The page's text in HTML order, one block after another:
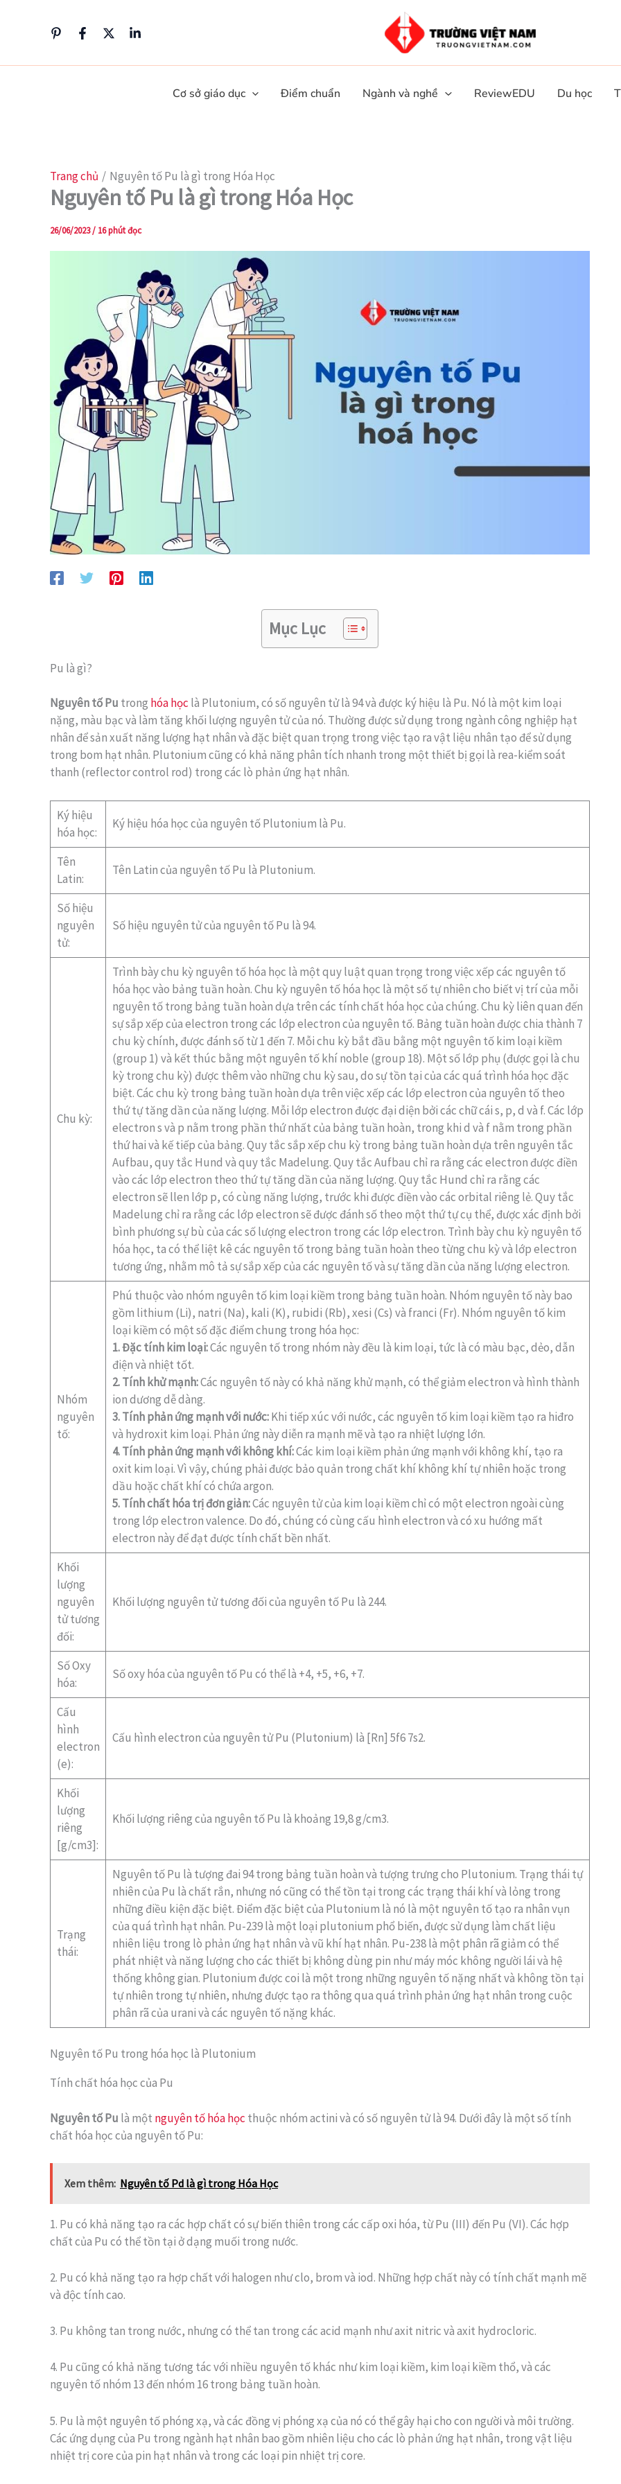
Cơ sở giáo dục Điểm chuẩn Ngành và nghề ReviewEDU Du học
Trang chủ Nguyên tố Pu là gì trong Hóa Học
Nguyên tố Pu là gì trong Hóa Học
26/06/2023/ 16 phút đọc
Mục Lục
Pu là gì?
Nguyên tố Pu trong hóa học là Plutonium, có số nguyên tử là 94 và được ký hiệu là Pu. Nó là một kim loại
nặng, màu bạc và làm tăng khối lượng nguyên tử của nó. Thường được sử dụng trong ngành công nghiệp hạt
nhân để sản xuất năng lượng hạt nhân và đặc biệt quan trọng trong việc tạo ra vật liệu nhân tạo để sử dụng
trong bom hạt nhân. Plutonium cũng có khả năng phân tích nhanh trong một thiết bị gọi là rea-kiểm soát
thanh (reflector control rod) trong các lò phản ứng hạt nhân.
Ký hiệu
hóa học:
Ký hiệu hóa học của nguyên tố Plutonium là Pu.
Tên
Latin:
Tên Latin của nguyên tố Pu là Plutonium.
Số hiệu
nguyên
tử:
Số hiệu nguyên tử của nguyên tố Pu là 94.
Chu kỳ:
Trình bày chu kỳ nguyên tố hóa học là một quy luật quan trọng trong việc xếp các nguyên tố
hóa học vào bảng tuần hoàn. Chu kỳ nguyên tố hóa học là một số tự nhiên cho biết vị trí của mỗi
nguyên tố trong bảng tuần hoàn dựa trên các tính chất hóa học của chúng. Chu kỳ liên quan đến
sự sắp xếp của electron trong các lớp electron của nguyên tố. Bảng tuần hoàn được chia thành 7
chu kỳ chính, được đánh số từ 1 đến 7. Mỗi chu kỳ bắt đầu bằng một nguyên tố kim loại kiềm
(group 1) và kết thúc bằng một nguyên tố khí noble (group 18). Một số lớp phụ (được gọi là chu
kỳ trong chu kỳ) được thêm vào những chu kỳ sau, do sự tồn tại của các quá trình hóa học đặc
biệt. Các chu kỳ trong bảng tuần hoàn dựa trên việc xếp các lớp electron của nguyên tố theo
thứ tự tăng dần của năng lượng. Mỗi lớp electron được đại diện bởi các chữ cái s, p, d và f. Các lớp
electron s và p nằm trong phần thứ nhất của bảng tuần hoàn, trong khi d và f nằm trong phần
thứ hai và kế tiếp của bảng. Quy tắc sắp xếp chu kỳ trong bảng tuần hoàn dựa trên nguyên tắc
Aufbau, quy tắc Hund và quy tắc Madelung. Quy tắc Aufbau chỉ ra rằng các electron được điền
vào các lớp electron theo thứ tự tăng dần của năng lượng. Quy tắc Hund chỉ ra rằng các
electron sẽ llen lớp p, có cùng năng lượng, trước khi được điền vào các orbital riêng lẻ. Quy tắc
Madelung chỉ ra rằng các lớp electron sẽ được đánh số theo một thứ tự cụ thể, được xác định bởi
bình phương sự bù của các số lượng electron trong các lớp electron. Trình bày chu kỳ nguyên tố
hóa học, ta có thể liệt kê các nguyên tố trong bảng tuần hoàn theo từng chu kỳ và lớp electron
tương ứng, nhằm mô tả sự sắp xếp của các nguyên tố và sự tăng dần của năng lượng electron.
Nhóm
nguyên
tố:
Phú thuộc vào nhóm nguyên tố kim loại kiềm trong bảng tuần hoàn. Nhóm nguyên tố này bao
gồm lithium (Li), natri (Na), kali (K), rubidi (Rb), xesi (Cs) và franci (Fr). Nhóm nguyên tố kim
loại kiềm có một số đặc điểm chung trong hóa học:
1. Đặc tính kim loại:Các nguyên tố trong nhóm này đều là kim loại, tức là có màu bạc, dẻo, dẫn
điện và nhiệt tốt.
2. Tính khử mạnh:Các nguyên tố này có khả năng khử mạnh, có thể giảm electron và hình thành
ion dương dễ dàng.
3. Tính phản ứng mạnh với nước:Khi tiếp xúc với nước, các nguyên tố kim loại kiềm tạo ra hiđro
và hydroxit kim loại. Phản ứng này diễn ra mạnh mẽ và tạo ra nhiệt lượng lớn.
4. Tính phản ứng mạnh với không khí:Các kim loại kiềm phản ứng mạnh với không khí, tạo ra
oxit kim loại. Vì vậy, chúng phải được bảo quản trong chất khí không khí tự nhiên hoặc trong
dầu hoặc chất khí có chứa argon.
5. Tính chất hóa trị đơn giản:Các nguyên tử của kim loại kiềm chỉ có một electron ngoài cùng
trong lớp electron valence. Do đó, chúng có cùng cấu hình electron và có xu hướng mất
electron này để đạt được tính chất bền nhất.
Khối
lượng
nguyên
tử tương
đối:
Khối lượng nguyên tử tương đối của nguyên tố Pu là 244.
Số Oxy
hóa:
Số oxy hóa của nguyên tố Pu có thể là +4, +5, +6, +7.
Cấu
hình
electron
(e):
Cấu hình electron của nguyên tử Pu (Plutonium) là [Rn] 5f6 7s2.
Khối
lượng
riêng
[g/cm3]:
Khối lượng riêng của nguyên tố Pu là khoảng 19,8 g/cm3.
Trạng
thái:
Nguyên tố Pu là tượng đai 94 trong bảng tuần hoàn và tượng trưng cho Plutonium. Trạng thái tự
nhiên của Pu là chất rắn, nhưng nó cũng có thể tồn tại trong các trạng thái khí và lỏng trong
những điều kiện đặc biệt. Điểm đặc biệt của Plutonium là nó là một nguyên tố tạo ra nhân vụn
của quá trình hạt nhân. Pu-239 là một loại plutonium phổ biến, được sử dụng làm chất liệu
nhiên liệu trong lò phản ứng hạt nhân và vũ khí hạt nhân. Pu-238 là một phân rã giảm có thể
phát nhiệt và năng lượng cho các thiết bị không dùng pin như máy móc không người lái và hệ
thống không gian. Plutonium được coi là một trong những nguyên tố nặng nhất và không tồn tại
tự nhiên trong tự nhiên, nhưng được tạo ra thông qua quá trình phản ứng hạt nhân trong cuộc
phân rã của urani và các nguyên tố nặng khác.
Nguyên tố Pu trong hóa học là Plutonium
Tính chất hóa học của Pu
Nguyên tố Pu là một nguyên tố hóa học thuộc nhóm actini và có số nguyên tử là 94. Dưới đây là một số tính
chất hóa học của nguyên tố Pu:
Xem thêm: Nguyên tố Pd là gì trong Hóa Học
1. Pu có khả năng tạo ra các hợp chất có sự biến thiên trong các cấp oxi hóa, từ Pu (III) đến Pu (VI). Các hợp
chất của Pu có thể tồn tại ở dạng muối trong nước.
2. Pu có khả năng tạo ra hợp chất với halogen như clo, brom và iod. Những hợp chất này có tính chất mạnh mẽ
và độc tính cao.
3. Pu không tan trong nước, nhưng có thể tan trong các acid mạnh như axit nitric và axit hydrocloric.
4. Pu cũng có khả năng tương tác với nhiều nguyên tố khác như kim loại kiềm, kim loại kiềm thổ, và các
nguyên tố nhóm 13 đến nhóm 16 trong bảng tuần hoàn.
5. Pu là một nguyên tố phóng xạ, và các đồng vị phóng xạ của nó có thể gây hại cho con người và môi trường.
Các ứng dụng của Pu trong ngành hạt nhân bao gồm nhiên liệu cho các lò phản ứng hạt nhân, trong vật liệu
nhiệt trị core của pin hạt nhân và trong các loại pin nhiệt trị core.